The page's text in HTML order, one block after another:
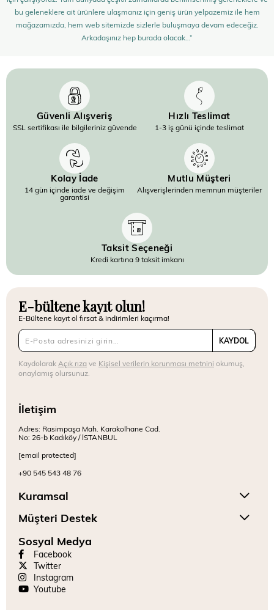
bu geleneklere ait ürünlere ulaşmanız için geniş ürün yelpazemiz ile hem
mağazamızda, hem web sitemizde sizlerle buluşmaya devam edeceğiz.
Arkadaşınız hep burada olacak…”
Güvenli Alışveriş
SSL sertifikası ile bilgileriniz güvende
Hızlı Teslimat
1-3 iş günü içinde teslimat
Kolay İade
14 gün içinde iade ve değişim
garantisi
Mutlu Müşteri
Alışverişlerinden memnun müşteriler
Taksit Seçeneği
Kredi kartına 9 taksit imkanı
E-bültene kayıt olun!
E-Bültene kayıt ol fırsat & indirimleri kaçırma!
KAYDOL
Kaydolarak Açık rızave Kişisel verilerin korunması metnini okumuş,
onaylamış olursunuz.
İletişim
Adres: Rasimpaşa Mah. Karakolhane Cad.
No: 26-b Kadıköy / İSTANBUL
[email protected]
+90 545 543 48 76
Kuramsal
Müşteri Destek
Sosyal Medya
Facebook
Twitter
Instagram
Youtube